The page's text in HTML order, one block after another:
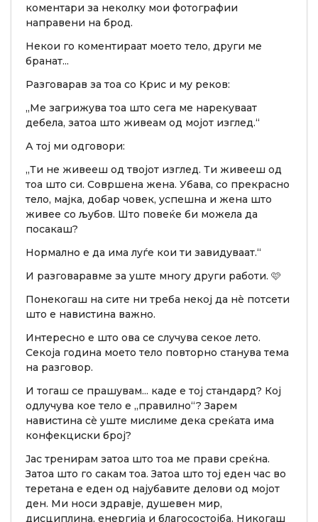
коментари за неколку мои фотографии
направени на брод.
Некои го коментираат моето тело, други ме
бранат...
Разговарав за тоа со Крис и му реков:
„Ме загрижува тоа што сега ме нарекуваат
дебела, затоа што живеам од мојот изглед.“
А тој ми одговори:
„Ти не живееш од твојот изглед. Ти живееш од
тоа што си. Совршена жена. Убава, со прекрасно
тело, мајка, добар човек, успешна и жена што
живее со љубов. Што повеќе би можела да
посакаш?
Нормално е да има луѓе кои ти завидуваат.“
И разговаравме за уште многу други работи. 🩷
Понекогаш на сите ни треба некој да нè потсети
што е навистина важно.
Интересно е што ова се случува секое лето.
Секоја година моето тело повторно станува тема
на разговор.
И тогаш се прашувам... каде е тој стандард? Кој
одлучува кое тело е „правилно“? Зарем
навистина сè уште мислиме дека среќата има
конфекциски број?
Јас тренирам затоа што тоа ме прави среќна.
Затоа што го сакам тоа. Затоа што тој еден час во
теретана е еден од најубавите делови од мојот
ден. Ми носи здравје, душевен мир,
дисциплина, енергија и благосостојба. Никогаш